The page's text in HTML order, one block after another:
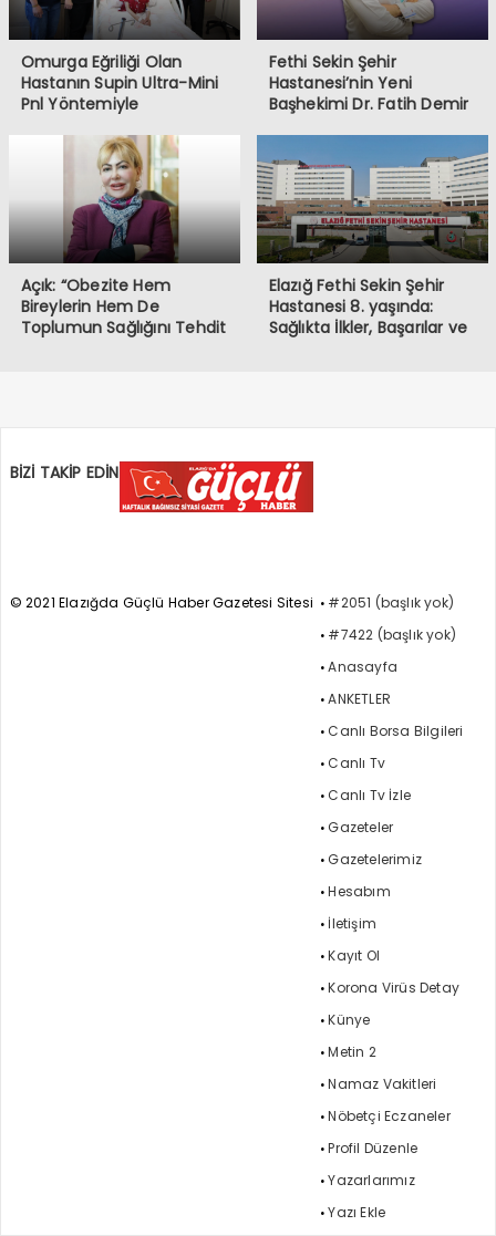
Omurga Eğriliği Olan
Hastanın Supin Ultra-Mini
Pnl Yöntemiyle
Fethi Sekin Şehir
Hastanesi’nin Yeni
Başhekimi Dr. Fatih Demir
Açık: “Obezite Hem
Bireylerin Hem De
Toplumun Sağlığını Tehdit
Elazığ Fethi Sekin Şehir
Hastanesi 8. yaşında:
Sağlıkta İlkler, Başarılar ve
BİZİ TAKİP EDİN
© 2021 Elazığda Güçlü Haber Gazetesi Sitesi
#2051 (başlık yok)
#7422 (başlık yok)
Anasayfa
ANKETLER
Canlı Borsa Bilgileri
Canlı Tv
Canlı Tv İzle
Gazeteler
Gazetelerimiz
Hesabım
İletişim
Kayıt Ol
Korona Virüs Detay
Künye
Metin 2
Namaz Vakitleri
Nöbetçi Eczaneler
Profil Düzenle
Yazarlarımız
Yazı Ekle